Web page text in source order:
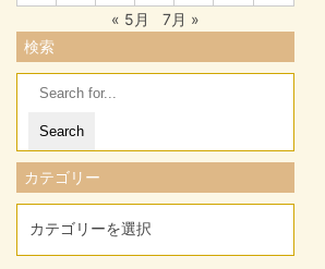
« 5月
7月 »
検索
Search
カテゴリー